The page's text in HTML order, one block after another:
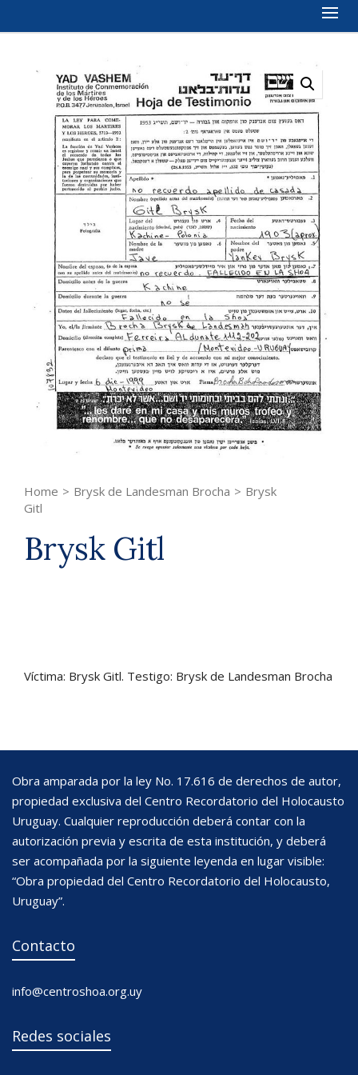
Home > Brysk de Landesman Brocha > Brysk
Gitl
Brysk Gitl
Víctima: Brysk Gitl. Testigo: Brysk de Landesman Brocha
Obra amparada por la ley No. 17.616 de derechos de autor,
propiedad exclusiva del Centro Recordatorio del Holocausto
Uruguay. Cualquier reproducción deberá contar con la
autorización previa y escrita de esta institución, y deberá
ser acompañada por la siguiente leyenda en lugar visible:
“Obra propiedad del Centro Recordatorio del Holocausto,
Uruguay”.
Contacto
info@centroshoa.org.uy
Redes sociales